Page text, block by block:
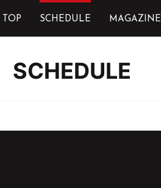
TOP SCHEDULE MAGAZINE
SCHEDULE